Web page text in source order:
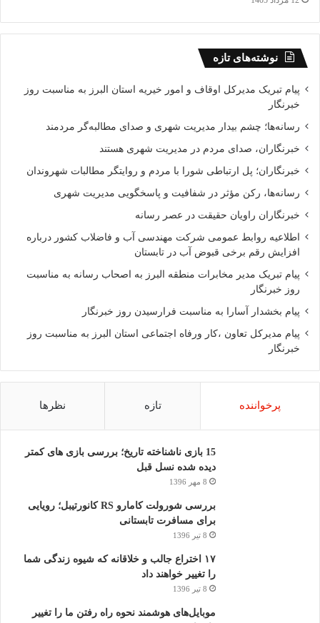
نوشته‌های تازه
پیام تبریک مدیرکل اوقاف و امور خیریه استان البرز به مناسبت روز
خبرنگار
رسانه‌ها؛ چشم بیدار مدیریت شهری و صدای مطالبه‌گر مردمند
خبرنگاران، صدای مردم در مدیریت شهری هستند
خبرنگاران؛ پل ارتباطی شورا با مردم و روایتگر مطالبات شهروندان
رسانه‌ها، رکن مؤثر در شفافیت و پاسخگویی مدیریت شهری
خبرنگاران راویان حقیقت در عصر رسانه
اطلاعیه روابط عمومی شرکت مهندسی آب و فاضلاب کشور درباره
افزایش رقم برخی قبوض آب در تابستان
پیام تبریک مدیر مخابرات منطقه البرز به اصحاب رسانه به مناسبت
روز خبرنگار
پیام بخشدار آسارا به مناسبت فرارسیدن روز خبرنگار
پیام مدیرکل تعاون ،کار ورفاه اجتماعی استان البرز به مناسبت روز
خبرنگار
پرخواننده تازه نظرها
15 بازی ناشناخته تاریخ؛ بررسی بازی های کمتر
دیده شده نسل قبل
8 مهر 1396
بررسی شورولت کامارو RS کانورتیبل؛ رویایی
برای مسافرت تابستانی
8 تیر 1396
۱۷ اختراع جالب و خلاقانه که شیوه زندگی شما
را تغییر خواهند داد
8 تیر 1396
موبایل‌های هوشمند نحوه راه رفتن ما را تغییر